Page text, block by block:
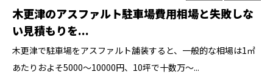
木更津のアスファルト駐車場費用相場と失敗しな
い見積もりを...
木更津で駐車場をアスファルト舗装すると、一般的な相場は1㎡
あたりおよそ5000〜10000円、10坪で十数万〜...